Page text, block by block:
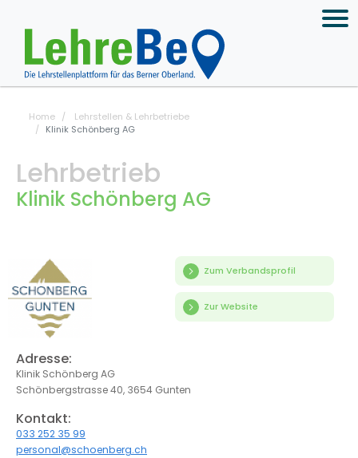
Home
Lehrstellen & Lehrbetriebe
Klinik Schönberg AG
Lehrbetrieb
Klinik Schönberg AG
Zum Verbandsprofil
Zur Website
Adresse:
Klinik Schönberg AG
Schönbergstrasse 40, 3654 Gunten
Kontakt:
033 252 35 99
personal@schoenberg.ch